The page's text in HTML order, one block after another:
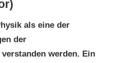
als eine der
der
werden. Ein